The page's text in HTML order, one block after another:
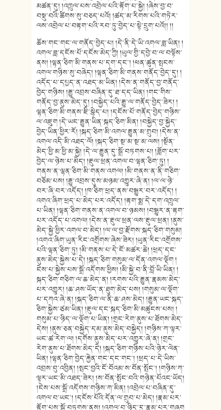
མཚན་དུ། །འཁྲུལ་པས་འབྲེལ་པའི་རྟོག་པ་སྐྱེ། །ཞེས་བྱ་བ་
བསྡུ་བའི་ཚིགས་སུ་བཅད་པའོ། །ཚད་མ་རིགས་པའི་གཏེར་
ལས་འབྲེལ་པ་བརྟག་པའི་རབ་ཏུ་བྱེད་པ་སྟེ་དྲུག་པའོ།། །།
ཆོས་གང་གང་ལ་གནོད་བྱེད་པ། །དེ་ནི་དེ་ཡི་འགལ་ཟླ་ཡིན། །
འགལ་ཟླ་དངོས་པོ་དངོས་མེད་ཀྱི། །ཡུལ་གྱི་དབྱེ་བ་ལ་བལྟོས་
ནས། །ལྷན་ཅིག་མི་གནས་པ་དག་དང་། །ཕན་ཚུན་སྤངས་
འགལ་གཉིས་སུ་བཞེད། །ལྷན་ཅིག་མི་གནས་གནོད་བྱེད་དུ། །
འདོད་པ་དཔྱད་ན་འཐད་མ་ཡིན། །དེས་ན་གནོད་བྱ་གནོད་
བྱེད་གཉིས། །རྒྱུ་འབྲས་བཞིན་དུ་ཐ་དད་ཡིན། །གང་གིས་
གནོད་བྱ་ནུས་མེད་དུ། །བསྐྱེད་པའི་རྒྱུ་ལ་གནོད་བྱེད་ཟེར། །
ལྷན་ཅིག་མི་གནས་ཇི་སྙེད་པ། །དངོས་པོ་གནོད་བྱེད་གཉིས་
ལ་འཇུག །དེ་ཡང་རྒྱུན་ཡིན་སྐད་ཅིག་མིན། །བསྐྱེད་བྱ་སྐྱེད་
བྱེད་ཡིན་ཕྱིར་རོ། །སྐད་ཅིག་མི་འགལ་རྒྱུན་མ་གྲུབ། །དེས་ན་
འགལ་འདི་མི་འཐད་ལོ། །སྐད་ཅིག་སྔ་མ་སྔ་མ་ལས། །སྔོན་
མེད་ཕྱི་མ་ཕྱི་མ་སྐྱེ། །དེ་ལ་རྒྱུན་དུ་སྒྲོ་བཏགས་པ། །ཟློག་པར་
བྱེད་ལ་ཉེས་པ་མེད། །རྡུལ་ཕྲན་འགལ་བ་ལྷན་ཅིག་ཏུ། །
གནས་ན་ལྷན་ཅིག་མི་གནས་འགལ། །མི་གནས་ན་ནི་གཅིག་
བཅོམ་པས། །རྒྱུ་འབྲས་དུས་མཉམ་འགྱུར་ཞེ་ན། །ལ་ལ་ཉེ་
བར་ཞི་བར་འདོད། །ཁ་ཅིག་ཕྲད་ནས་བསྒྱུར་བར་འདོད། །
འགའ་ཞིག་ཕྲད་པ་མེད་པར་འདོད། །རྟག་སྨྲ་དེ་དག་འཁྲུལ་
པ་ཡིན། །ལྷན་ཅིག་གནས་ན་འགལ་བ་ཉམས། །བསྒྱུར་ན་རྟག་
པར་འདོད་པ་འགལ། །དེས་ན་རྡུལ་ཕྲན་ལས་རྡུལ་ཕྲན། །ནུས་
མེད་སྐྱེ་ཕྱིར་འགལ་བ་མེད། །ལ་ལ་བྱ་རྫོགས་སྐད་ཅིག་གསུམ།
།འགའ་ཞིག་ཡུན་རིང་འགྲོགས་ཞེས་ཟེར། །ཡུན་རིང་འགྲོགས་
པའི་ལྷན་ཅིག་ཏུ། །མི་གནས་པ་དེ་ངོ་མཚར་ཆེ། །ཕྲད་དང་
ནུས་མེད་སྐྱེས་པ་དེ། །སྐད་ཅིག་གསུམ་ལ་དོན་འགལ་ལྡོག །
ངེས་པ་སྐྱེས་པས་སྒྲོ་འདོགས་ཕྱིས། །མི་སྐྱེ་བ་ནི་བློ་ཡི་ཡིན། །
སྐད་ཅིག་གཅིག་ལ་ཆ་མེད་ན། །རགས་པའི་རྒྱུན་རྣམས་མེད་
པར་འགྱུར། །ཆ་ཤས་ཡོད་ན་ཐུག་མེད་པས། །གསུམ་ལ་ལྡོག་
པ་དཀའ་ཞེ་ན། །སྐད་ཅིག་ལ་ནི་ཆ་ཤས་མེད། །རྒྱུན་ཡང་སྐད་
ཅིག་སྐྱེས་ཙམ་ཡིན། །རྡུལ་དང་སྐད་ཅིག་མི་མཚུངས་པས། །
གསུམ་པ་ཉིད་ལ་ལྡོག་པ་ཡིན། །གྲང་རེག་ནུས་པ་ཐོགས་མེད་
དེས། །ནུས་ཅན་བསྐྱེད་དམ་ནུས་མེད་བསྐྱེད། །གཉིས་ཀ་ལྟར་
ཡང་ཚ་རེག་ལ། །དགོས་ནུས་མེད་པར་འགྱུར་ཞེ་ན། །གྲང་
རེག་ནུས་པ་ཐོགས་མེད་དེ། །སྐད་ཅིག་གཉིས་པའི་ཉེར་ལེན་
ཡིན། །ལྷན་ཅིག་བྱེད་རྐྱེན་གང་དང་གང་། །ཕྲད་པ་དེ་ཡིས་
འབྲས་བུ་འབྱིན། །སྤང་བྱའི་ངོ་བོའམ་ས་བོན་སྤོང་། །གཉིས་ཀ་
ལྟར་ཡང་མི་འཐད་ཟེར། །ས་བོན་སྤོང་བའི་གཉེན་པོའང་ཡོད།
།ངེས་པས་སྒྲོ་འདོགས་གཉིས་ཀ་མིན། །འབྲེལ་པ་བཞིན་དུ་
འགལ་བ་ཡང་། །དངོས་པོའི་དོན་ལ་གྲུབ་པ་མེད། །རྣམ་པར་
རྟོག་པས་སྒྲོ་བཏགས་ནས། །འགལ་བ་ཉིད་དུ་རྣམ་པར་གཞག